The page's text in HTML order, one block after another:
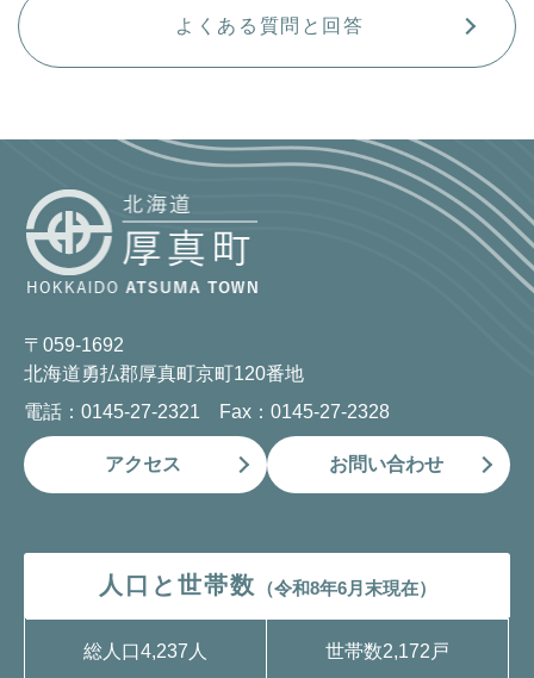
よくある質問と回答
〒059-1692
北海道勇払郡厚真町京町120番地
電話：0145-27-2321 Fax：0145-27-2328
アクセス お問い合わせ
人口と世帯数 （令和8年6月末現在）
総人口4,237人 世帯数2,172戸